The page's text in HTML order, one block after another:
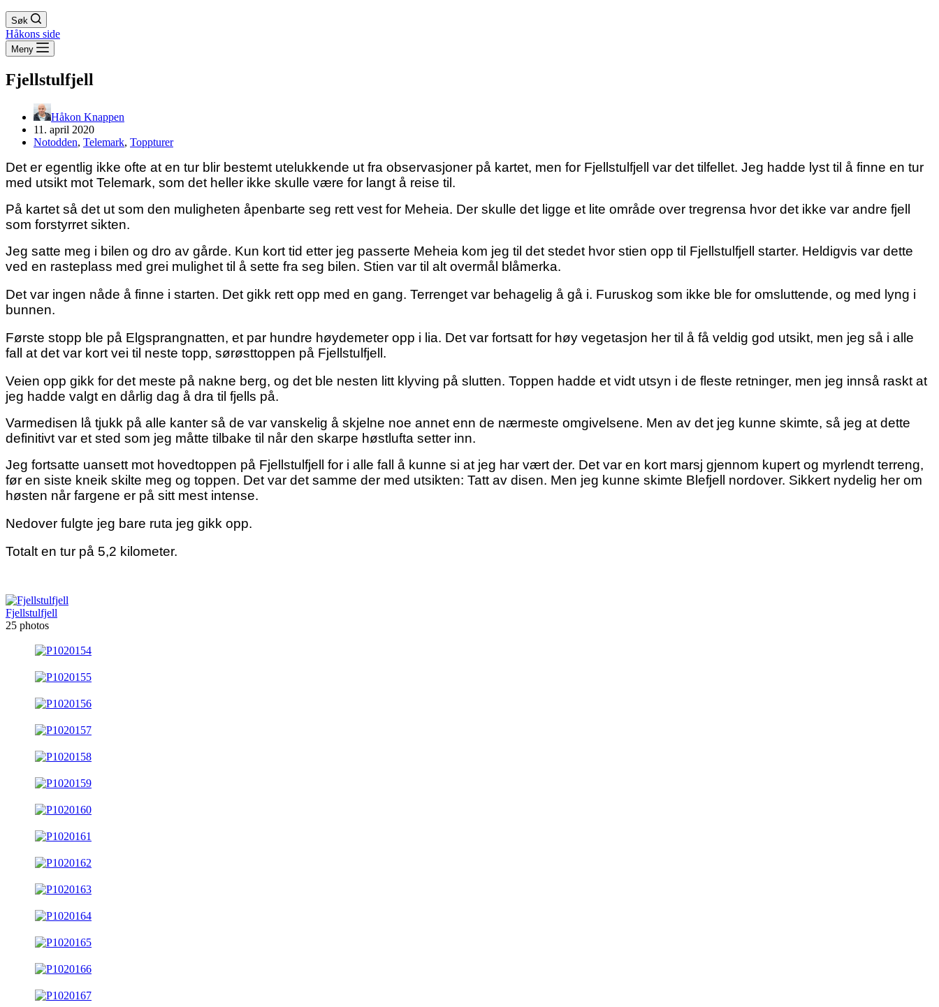
Søk
Håkons side
Meny
Fjellstulfjell
Håkon Knappen
11. april 2020
Notodden, Telemark, Toppturer
Det er egentlig ikke ofte at en tur blir bestemt utelukkende ut fra observasjoner på kartet, men for Fjellstulfjell var det tilfellet. Jeg hadde lyst til å finne en tur
med utsikt mot Telemark, som det heller ikke skulle være for langt å reise til.
På kartet så det ut som den muligheten åpenbarte seg rett vest for Meheia. Der skulle det ligge et lite område over tregrensa hvor det ikke var andre fjell
som forstyrret sikten.
Jeg satte meg i bilen og dro av gårde. Kun kort tid etter jeg passerte Meheia kom jeg til det stedet hvor stien opp til Fjellstulfjell starter. Heldigvis var dette
ved en rasteplass med grei mulighet til å sette fra seg bilen. Stien var til alt overmål blåmerka.
Det var ingen nåde å finne i starten. Det gikk rett opp med en gang. Terrenget var behagelig å gå i. Furuskog som ikke ble for omsluttende, og med lyng i
bunnen.
Første stopp ble på Elgsprangnatten, et par hundre høydemeter opp i lia. Det var fortsatt for høy vegetasjon her til å få veldig god utsikt, men jeg så i alle
fall at det var kort vei til neste topp, sørøsttoppen på Fjellstulfjell.
Veien opp gikk for det meste på nakne berg, og det ble nesten litt klyving på slutten. Toppen hadde et vidt utsyn i de fleste retninger, men jeg innså raskt at
jeg hadde valgt en dårlig dag å dra til fjells på.
Varmedisen lå tjukk på alle kanter så de var vanskelig å skjelne noe annet enn de nærmeste omgivelsene. Men av det jeg kunne skimte, så jeg at dette
definitivt var et sted som jeg måtte tilbake til når den skarpe høstlufta setter inn.
Jeg fortsatte uansett mot hovedtoppen på Fjellstulfjell for i alle fall å kunne si at jeg har vært der. Det var en kort marsj gjennom kupert og myrlendt terreng,
før en siste kneik skilte meg og toppen. Det var det samme der med utsikten: Tatt av disen. Men jeg kunne skimte Blefjell nordover. Sikkert nydelig her om
høsten når fargene er på sitt mest intense.
Nedover fulgte jeg bare ruta jeg gikk opp.
Totalt en tur på 5,2 kilometer.
Fjellstulfjell
25 photos